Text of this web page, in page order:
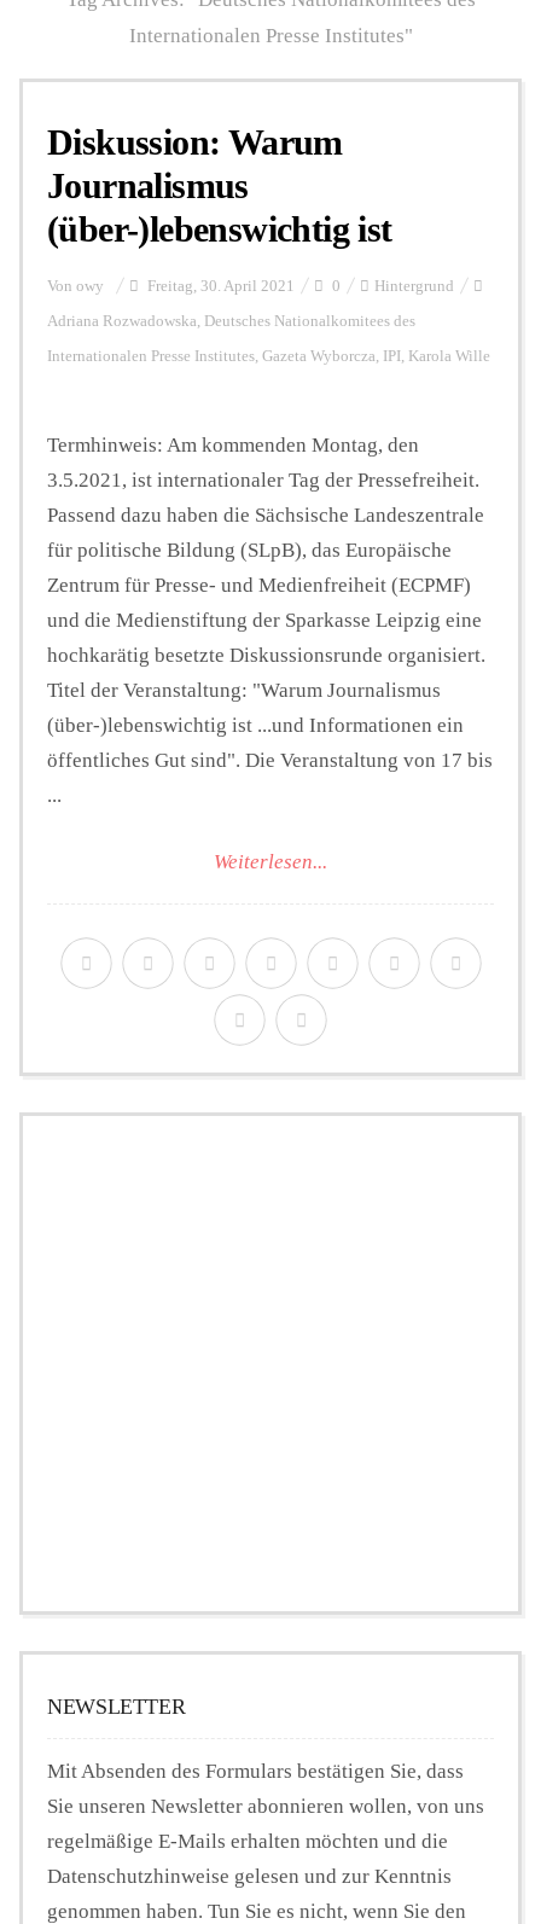
Personalien
Hintergrund
FUNKTURM-Beiträge
Podcast
Seminare
Unterstützen
Internationalen Presse Institutes"
Diskussion: Warum
Journalismus
(über-)lebenswichtig ist
Von owy Freitag, 30. April 2021 0 Hintergrund
Adriana Rozwadowska, Deutsches Nationalkomitees des
Internationalen Presse Institutes, Gazeta Wyborcza, IPI, Karola Wille
Termhinweis: Am kommenden Montag, den
3.5.2021, ist internationaler Tag der Pressefreiheit.
Passend dazu haben die Sächsische Landeszentrale
für politische Bildung (SLpB), das Europäische
Zentrum für Presse- und Medienfreiheit (ECPMF)
und die Medienstiftung der Sparkasse Leipzig eine
hochkarätig besetzte Diskussionsrunde organisiert.
Titel der Veranstaltung: "Warum Journalismus
(über-)lebenswichtig ist ...und Informationen ein
öffentliches Gut sind". Die Veranstaltung von 17 bis
...
Weiterlesen...
NEWSLETTER
Mit Absenden des Formulars bestätigen Sie, dass
Sie unseren Newsletter abonnieren wollen, von uns
regelmäßige E-Mails erhalten möchten und die
Datenschutzhinweise gelesen und zur Kenntnis
genommen haben. Tun Sie es nicht, wenn Sie den